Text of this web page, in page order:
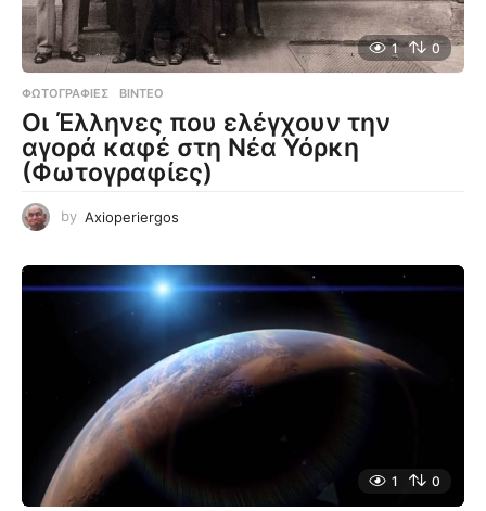
1 0
ΦΩΤΟΓΡΑΦΊΕΣ ,ΒΊΝΤΕΟ
Οι Έλληνες που ελέγχουν την
αγορά καφέ στη Νέα Υόρκη
(Φωτογραφίες)
by Axioperiergos
1 0